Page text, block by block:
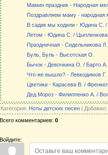
Мамин праздник - Народная
Поздравляем маму - народная
В садик мы ходили - Юдина С.
Летом - Юдина С. / Цыпленкова
Праздничная - Сидельникова
Буль, Буль - Высотская О.
Бычок - Девочкина О. / Барто А.
Что же вышло? - Левкодимов Г.
Цветики - Карасева В. /
Дед Мороз - Филиппенко А. /
Категория: Ноты детских песен | Добавил:
Всего комментариев: 0
Войдите: